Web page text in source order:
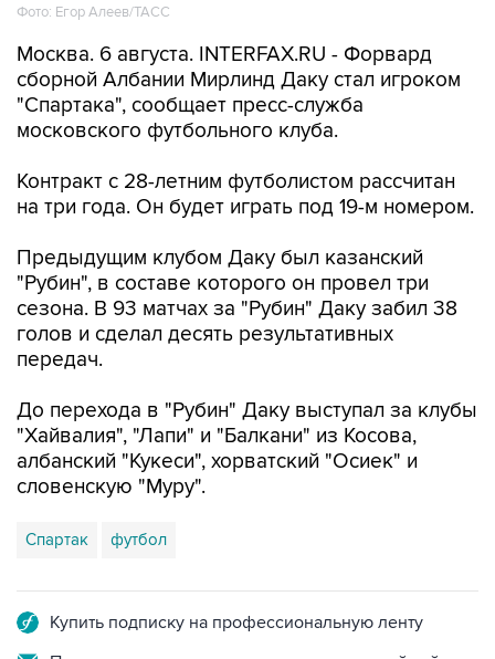
Фото: Егор Алеев/ТАСС
Москва. 6 августа. INTERFAX.RU - Форвард
сборной Албании Мирлинд Даку стал игроком
"Спартака", сообщает пресс-служба
московского футбольного клуба.
Контракт с 28-летним футболистом рассчитан
на три года. Он будет играть под 19-м номером.
Предыдущим клубом Даку был казанский
"Рубин", в составе которого он провел три
сезона. В 93 матчах за "Рубин" Даку забил 38
голов и сделал десять результативных
передач.
До перехода в "Рубин" Даку выступал за клубы
"Хайвалия", "Лапи" и "Балкани" из Косова,
албанский "Кукеси", хорватский "Осиек" и
словенскую "Муру".
Спартак футбол
Купить подписку на профессиональную ленту